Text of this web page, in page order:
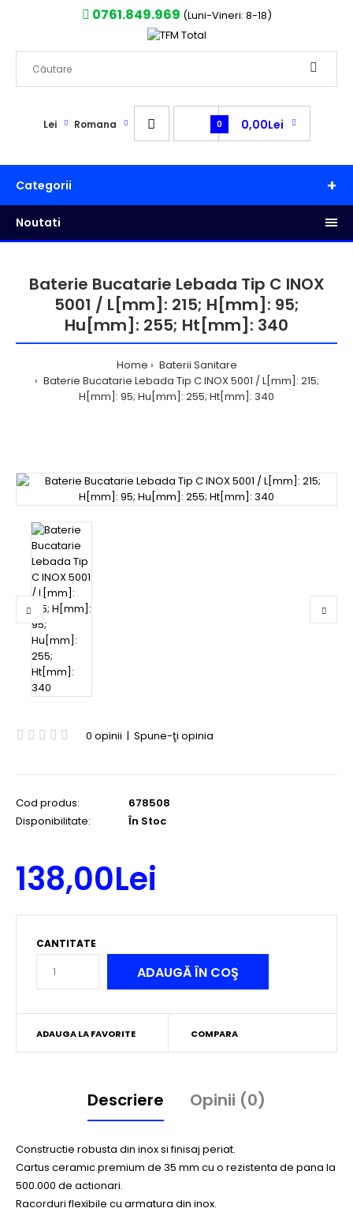
0761.849.969 (Luni-Vineri: 8-18)
Lei Romana 0 0,00Lei
Categorii
Noutati
Baterie Bucatarie Lebada Tip C INOX
5001 / L[mm]: 215; H[mm]: 95;
Hu[mm]: 255; Ht[mm]: 340
Home
Baterii Sanitare
Baterie Bucatarie Lebada Tip C INOX 5001 / L[mm]: 215;
H[mm]: 95; Hu[mm]: 255; Ht[mm]: 340
0 opinii | Spune-ţi opinia
Cod produs:
678508
Disponibilitate:
În Stoc
138,00Lei
CANTITATE
ADAUGA LA FAVORITE COMPARA
Descriere Opinii (0)
Constructie robusta din inox si finisaj periat.
Cartus ceramic premium de 35 mm cu o rezistenta de pana la
500.000 de actionari.
Racorduri flexibile cu armatura din inox.